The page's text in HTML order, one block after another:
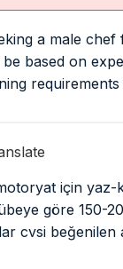
a male
based on
için yaz-
göre 150-
cvsi